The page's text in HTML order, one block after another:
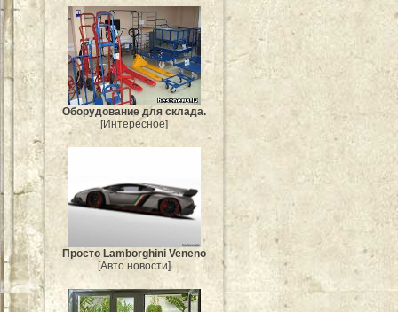
Оборудование для склада.
[Интересное]
Просто Lamborghini Veneno
[Авто новости]